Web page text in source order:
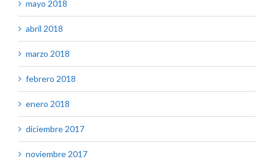
mayo 2018
abril 2018
marzo 2018
febrero 2018
enero 2018
diciembre 2017
noviembre 2017